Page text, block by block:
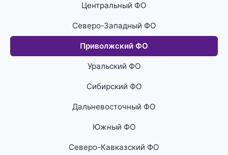
Центральный ФО
Северо-Западный ФО
Приволжский ФО
Уральский ФО
Сибирский ФО
Дальневосточный ФО
Южный ФО
Северо-Кавказский ФО